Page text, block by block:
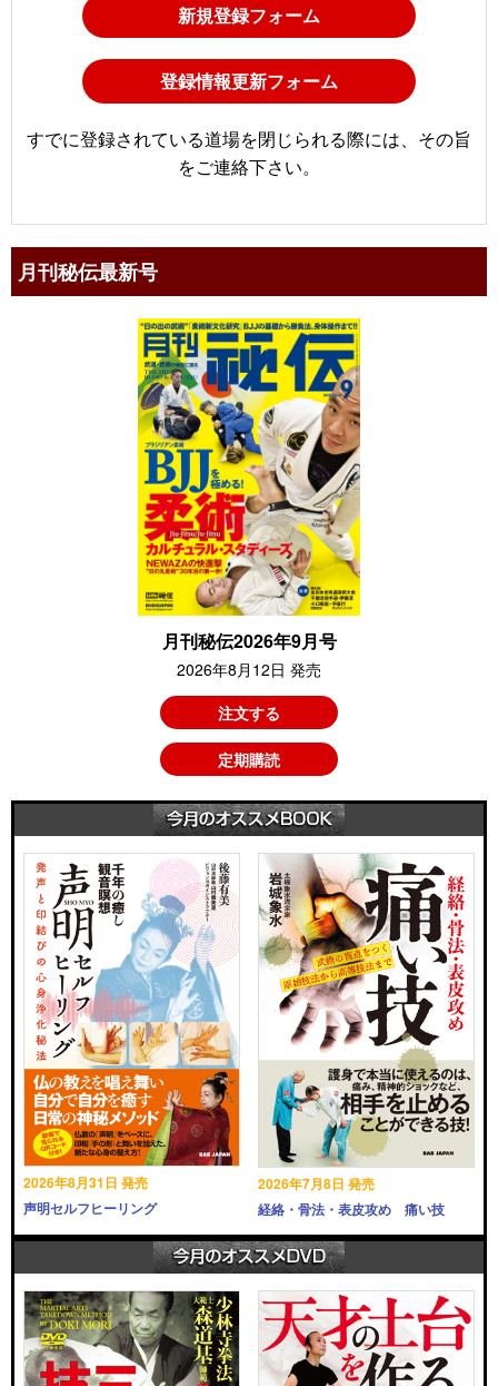
新規登録フォーム
登録情報更新フォーム
すでに登録されている道場を閉じられる際には、その旨
をご連絡下さい。
月刊秘伝最新号
月刊秘伝2026年9月号
2026年8月12日 発売
注文する
定期購読
2026年8月31日 発売
声明セルフヒーリング
2026年7月8日 発売
経絡・骨法・表皮攻め 痛い技